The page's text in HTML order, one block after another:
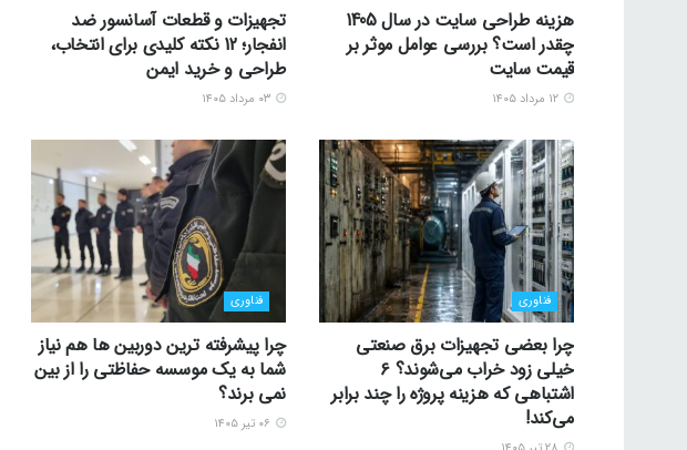
هزینه طراحی سایت در سال 1405
چقدر است؟ بررسی عوامل موثر بر
قیمت سایت
تجهیزات و قطعات آسانسور ضد
انفجار؛ 12 نکته کلیدی برای انتخاب،
طراحی و خرید ایمن
فناوری
چرا بعضی تجهیزات برق صنعتی
خیلی زود خراب می‌شوند؟ ۶
اشتباهی که هزینه پروژه را چند برابر
می‌کند!
فناوری
چرا پیشرفته ترین دوربین ها هم نیاز
شما به یک موسسه حفاظتی را از بین
نمی برند؟